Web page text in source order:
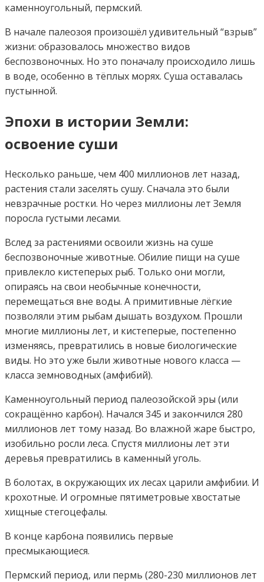
каменноугольный, пермский.
В начале палеозоя произошёл удивительный “взрыв”
жизни: образовалось множество видов
беспозвоночных. Но это поначалу происходило лишь
в воде, особенно в тёплых морях. Суша оставалась
пустынной.
Эпохи в истории Земли:
освоение суши
Несколько раньше, чем 400 миллионов лет назад,
растения стали заселять сушу. Сначала это были
невзрачные ростки. Но через миллионы лет Земля
поросла густыми лесами.
Вслед за растениями освоили жизнь на суше
беспозвоночные животные. Обилие пищи на суше
привлекло кистеперых рыб. Только они могли,
опираясь на свои необычные конечности,
перемещаться вне воды. А примитивные лёгкие
позволяли этим рыбам дышать воздухом. Прошли
многие миллионы лет, и кистеперые, постепенно
изменяясь, превратились в новые биологические
виды. Но это уже были животные нового класса —
класса земноводных (амфибий).
Каменноугольный период палеозойской эры (или
сокращённо карбон). Начался 345 и закончился 280
миллионов лет тому назад. Во влажной жаре быстро,
изобильно росли леса. Спустя миллионы лет эти
деревья превратились в каменный уголь.
В болотах, в окружающих их лесах царили амфибии. И
крохотные. И огромные пятиметровые хвостатые
хищные стегоцефалы.
В конце карбона появились первые
пресмыкающиеся.
Пермский период, или пермь (280-230 миллионов лет